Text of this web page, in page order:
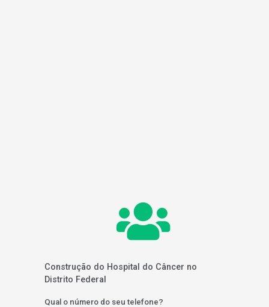
Construção do Hospital do Câncer no
Distrito Federal
Qual o número do seu telefone?